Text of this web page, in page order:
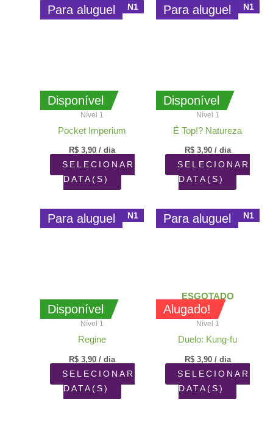
Disponível
Para aluguel N1
Nível 1
Pocket Imperium
R$ 3,90 / dia
SELECIONAR
DATA(S)
Disponível
Para aluguel N1
Nível 1
É Top!? Natureza
R$3,90/ dia
SELECIONAR
DATA(S)
Disponível
Para aluguel N1
Nível 1
Regine
R$ 3,90 / dia
SELECIONAR
DATA(S)
Alugado!
Para aluguel N1
ESGOTADO
Nível 1
Duelo: Kung-fu
R$3,90/ dia
SELECIONAR
DATA(S)